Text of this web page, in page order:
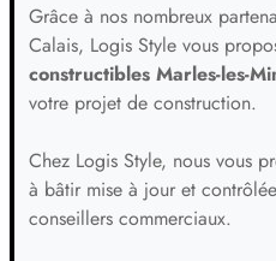
Grâce à nos nombreux
Calais, Logis Style vous
constructibles Marles-les-
votre projet de construction.
Chez Logis Style, nous vous
à bâtir mise à jour et
conseillers commerciaux.